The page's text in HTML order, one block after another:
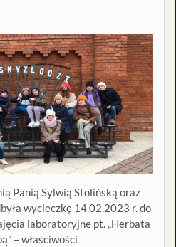
Panią Sylwią Stolińską oraz
wycieczkę 14.02.2023 r. do
laboratoryjne pt. „Herbata
– właściwości